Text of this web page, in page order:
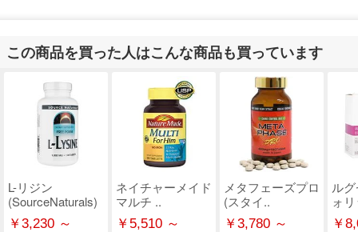
この商品を買った人はこんな商品も買っています
L-リジン
(SourceNaturals)
￥3,230 ～
ネイチャーメイド
マルチ ..
￥5,510 ～
メタフェーズプロ
(スタイ..
￥3,780 ～
ル
ォ
￥